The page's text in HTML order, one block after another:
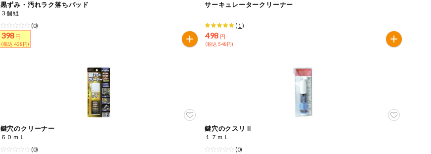
黒ずみ・汚れラク落ちパッド
３個組
(0)
398 円
(税込 438円)
サーキュレータークリーナー
( 1 )
498 円
(税込 548円)
鍵穴のクリーナー
６０ｍＬ
(0)
鍵穴のクスリⅡ
１７ｍＬ
(0)